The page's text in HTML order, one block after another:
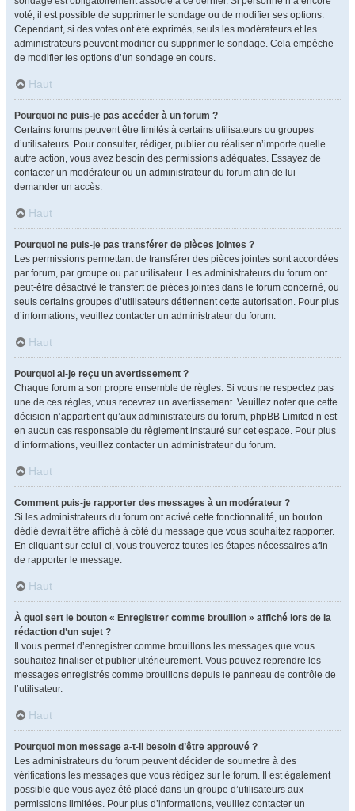
voté, il est possible de supprimer le sondage ou de modifier ses options.
Cependant, si des votes ont été exprimés, seuls les modérateurs et les
administrateurs peuvent modifier ou supprimer le sondage. Cela empêche
de modifier les options d’un sondage en cours.
Haut
Pourquoi ne puis-je pas accéder à un forum ?
Certains forums peuvent être limités à certains utilisateurs ou groupes
d’utilisateurs. Pour consulter, rédiger, publier ou réaliser n’importe quelle
autre action, vous avez besoin des permissions adéquates. Essayez de
contacter un modérateur ou un administrateur du forum afin de lui
demander un accès.
Haut
Pourquoi ne puis-je pas transférer de pièces jointes ?
Les permissions permettant de transférer des pièces jointes sont accordées
par forum, par groupe ou par utilisateur. Les administrateurs du forum ont
peut-être désactivé le transfert de pièces jointes dans le forum concerné, ou
seuls certains groupes d’utilisateurs détiennent cette autorisation. Pour plus
d’informations, veuillez contacter un administrateur du forum.
Haut
Pourquoi ai-je reçu un avertissement ?
Chaque forum a son propre ensemble de règles. Si vous ne respectez pas
une de ces règles, vous recevrez un avertissement. Veuillez noter que cette
décision n’appartient qu’aux administrateurs du forum, phpBB Limited n’est
en aucun cas responsable du règlement instauré sur cet espace. Pour plus
d’informations, veuillez contacter un administrateur du forum.
Haut
Comment puis-je rapporter des messages à un modérateur ?
Si les administrateurs du forum ont activé cette fonctionnalité, un bouton
dédié devrait être affiché à côté du message que vous souhaitez rapporter.
En cliquant sur celui-ci, vous trouverez toutes les étapes nécessaires afin
de rapporter le message.
Haut
À quoi sert le bouton « Enregistrer comme brouillon » affiché lors de la
rédaction d’un sujet ?
Il vous permet d’enregistrer comme brouillons les messages que vous
souhaitez finaliser et publier ultérieurement. Vous pouvez reprendre les
messages enregistrés comme brouillons depuis le panneau de contrôle de
l’utilisateur.
Haut
Pourquoi mon message a-t-il besoin d’être approuvé ?
Les administrateurs du forum peuvent décider de soumettre à des
vérifications les messages que vous rédigez sur le forum. Il est également
possible que vous ayez été placé dans un groupe d’utilisateurs aux
permissions limitées. Pour plus d’informations, veuillez contacter un